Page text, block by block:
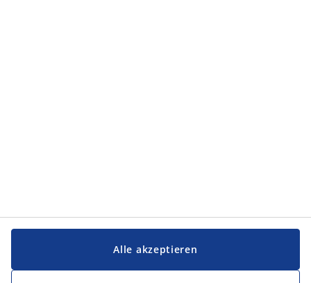
Alle akzeptieren